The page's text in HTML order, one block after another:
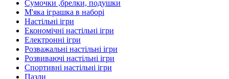
Сумочки ,брелки, подушки
М'яка іграшка в наборі
Настільні ігри
Економічні настільні ігри
Електронні ігри
Розважальні настільні ігри
Розвиваючі настільні ігри
Спортивні настільні ігри
Пазли